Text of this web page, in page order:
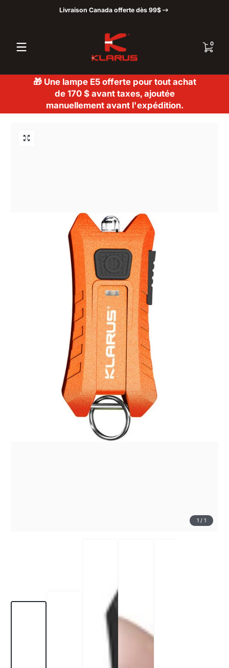
Passer au contenuLivraison Canada offerte dès 99$
00
🎁 Une lampe E5 offerte pour tout achat
de 170 $ avant taxes, ajoutée
manuellement avant l'expédition.
1/ 1